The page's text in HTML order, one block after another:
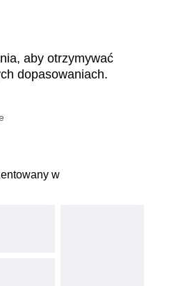
aby otrzymywać
dopasowaniach.
w